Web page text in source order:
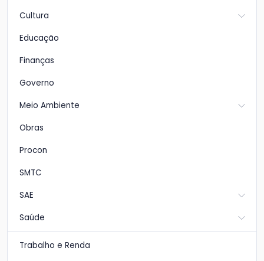
Cultura
Educação
Finanças
Governo
Meio Ambiente
Obras
Procon
SMTC
SAE
Saúde
Trabalho e Renda